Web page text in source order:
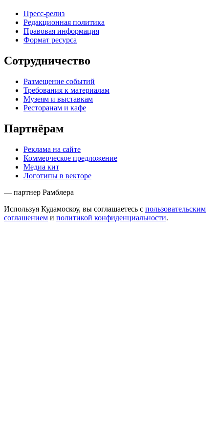
Пресс-релиз
Редакционная политика
Правовая информация
Формат ресурса
Сотрудничество
Размещение событий
Требования к материалам
Музеям и выставкам
Ресторанам и кафе
Партнёрам
Реклама на сайте
Коммерческое предложение
Медиа кит
Логотипы в векторе
— партнер Рамблера
Используя Кудамоскоу, вы соглашаетесь с пользовательским
соглашением и политикой конфиденциальности.